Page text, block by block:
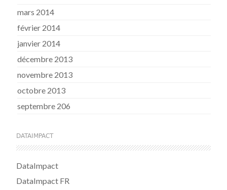
mars 2014
février 2014
janvier 2014
décembre 2013
novembre 2013
octobre 2013
septembre 206
DATAIMPACT
DataImpact
DataImpact FR